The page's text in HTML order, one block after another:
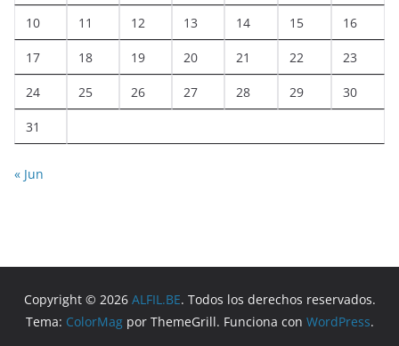
10 11 12 13 14 15 16
17 18 19 20 21 22 23
24 25 26 27 28 29 30
31
« Jun
Copyright © 2026 ALFIL.BE. Todos los derechos reservados.
Tema: ColorMagpor ThemeGrill. Funciona con WordPress.